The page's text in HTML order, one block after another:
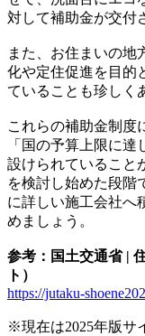
対して補助金が交付
また、お住まいの地
化や定住促進を目的
ていることも珍しく
これらの補助金制度
「国の予算上限に
設けられていること
を検討し始めた段階
に詳しい施工会社へ
めましょう。
参考：国土交通省 |
ト）
https://jutaku-
※現在は2025年版サ